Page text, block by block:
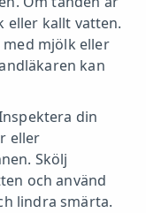
eller kallt vatten.
med mjölk eller
kan
din
eller
Skölj
och använd
lindra smärta.